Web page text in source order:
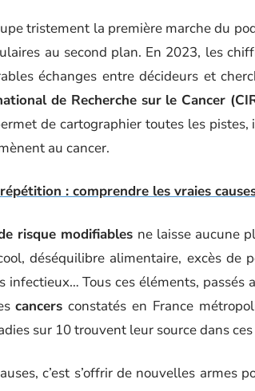
tristement la première marche du
au second plan. En 2023, les
échanges entre décideurs et
de Recherche sur le Cancer
de cartographier toutes les
au cancer.
: comprendre les vraies
risque modifiables ne laisse aucune
déséquilibre alimentaire, excès de
infectieux… Tous ces éléments, passés
cancers constatés en France
sur 10 trouvent leur source dans
c’est s’offrir de nouvelles armes